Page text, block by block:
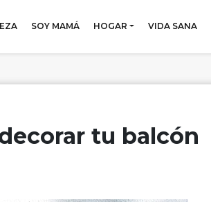
SOY MAMÁ HOGAR VIDA SANA
tu balcón